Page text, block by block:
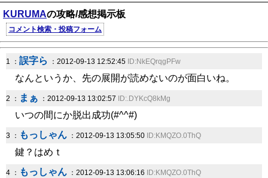
KURUMAの攻略/感想掲示板
コメント検索・投稿フォーム
1 ： 誤字ら ：2012-09-13 12:52:45 ID:NkEQrqgPFw
なんというか、先の展開が読めないのが面白いね。
2 ： まぁ ：2012-09-13 13:02:57 ID:.DYKcQ8kMg
いつの間にか脱出成功(#^^#)
3 ： もっしゃん ：2012-09-13 13:05:50 ID:KMQZO.0ThQ
鍵？はめｔ
4 ： もっしゃん ：2012-09-13 13:06:16 ID:KMQZO.0ThQ